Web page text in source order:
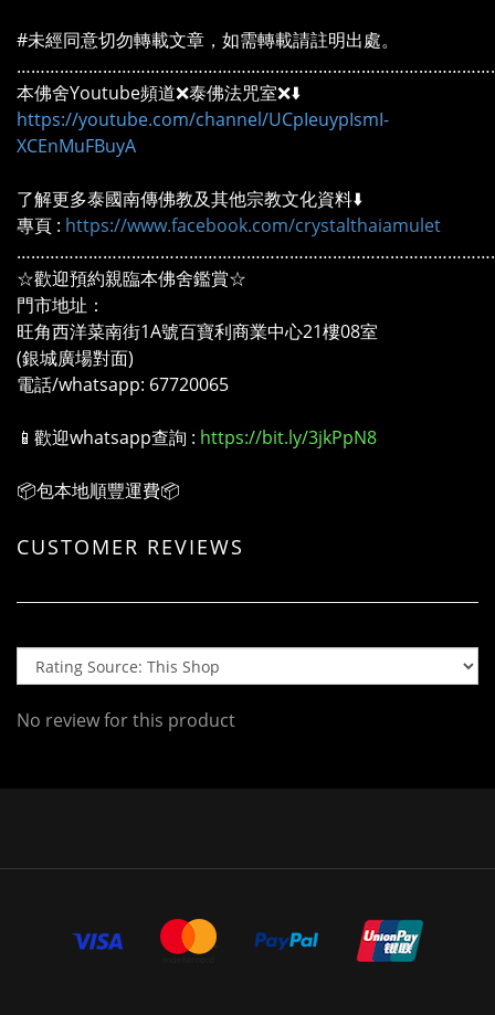
#未經同意切勿轉載文章，如需轉載請註明出處。
本佛舍Youtube頻道❌泰佛法咒室❌⬇️
https://youtube.com/channel/UCpIeuypIsmI-
XCEnMuFBuyA
了解更多泰國南傳佛教及其他宗教文化資料⬇️
專頁 : https://www.facebook.com/crystalthaiamulet
☆歡迎預約親臨本佛舍鑑賞☆
門市地址：
旺角西洋菜南街1A號百寶利商業中心21樓08室
(銀城廣場對面)
電話/whatsapp: 67720065
📱歡迎whatsapp查詢 : https://bit.ly/3jkPpN8
📦包本地順豐運費📦
CUSTOMER REVIEWS
No review for this product